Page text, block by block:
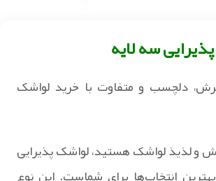
سه لایه
دلچسب و متفاوت با خرید لواشک
و لذیذ لواشک هستید، لواشک پذیرایی